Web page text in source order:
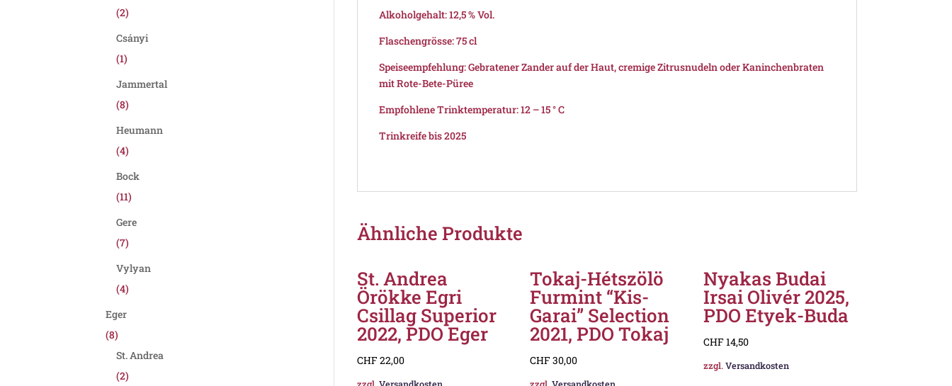
Alkoholgehalt: 12,5 % Vol.
Flaschengrösse: 75 cl
Speiseempfehlung: Gebratener Zander auf der Haut, cremige Zitrusnudeln oder Kaninchenbraten
mit Rote-Bete-Püree
Empfohlene Trinktemperatur: 12 – 15 ° C
Trinkreife bis 2025
Ähnliche Produkte
St. Andrea
Örökke Egri
Csillag Superior
2022, PDO Eger
CHF 22,00
zzgl.Versandkosten
Tokaj-Hétszölö
Furmint “Kis-
Garai” Selection
2021, PDO Tokaj
CHF 30,00
zzgl.Versandkosten
Nyakas Budai
Irsai Olivér 2025,
PDO Etyek-Buda
CHF 14,50
zzgl.Versandkosten
(2)
Csányi
(1)
Jammertal
(8)
Heumann
(4)
Bock
(11)
Gere
(7)
Vylyan
(4)
Eger
(8)
St. Andrea
(2)